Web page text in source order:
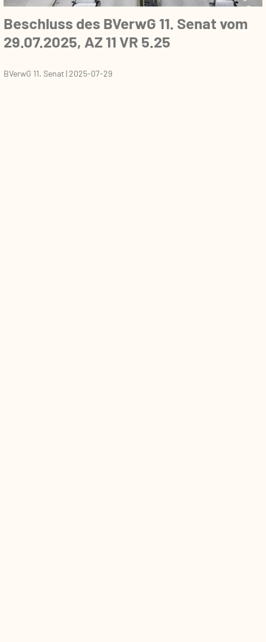
Beschluss des BVerwG 11. Senat vom
29.07.2025, AZ 11 VR 5.25
BVerwG 11. Senat|2025-07-29